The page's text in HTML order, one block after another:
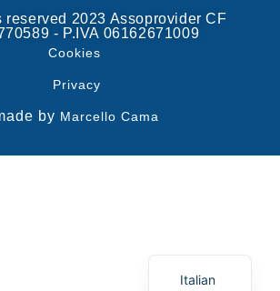
2023 Assoprovider CF
- P.IVA 06162671009
Cookies
Privacy
by Marcello Cama
Italian